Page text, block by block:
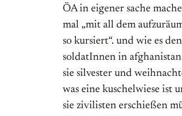
ÖA in eigener sache
mal „mit all dem
so kursiert“. und wie es den
soldatInnen in
sie silvester und
was eine kuschelwiese ist
sie zivilisten erschießen